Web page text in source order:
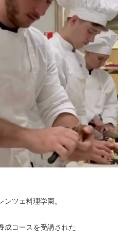
ツェ料理学園。
成コースを受講された